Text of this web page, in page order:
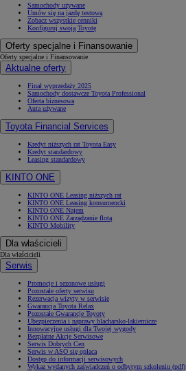
Samochody używane
Umów się na jazdę testową
Zobacz wszystkie cenniki
Konfiguruj swoją Toyotę
Oferty specjalne i Finansowanie
Oferty specjalne i Finansowanie
Aktualne oferty
Finał wyprzedaży 2025
Samochody dostawcze Toyota Professional
Oferta biznesowa
Auta używane
Toyota Financial Services
Kredyt niższych rat Toyota Easy
Kredyt standardowy
Leasing standardowy
KINTO ONE
KINTO ONE Leasing niższych rat
KINTO ONE Leasing konsumencki
KINTO ONE Najem
KINTO ONE Zarządzanie flotą
KINTO Mobility
Dla właścicieli
Dla właścicieli
Serwis
Promocje i sezonowe usługi
Pozostałe oferty serwisu
Rezerwacja wizyty w serwisie
Gwarancja Toyota Relax
Pozostałe Gwarancje Toyoty
Ubezpieczenia i naprawy blacharsko-lakiernicze
Innowacyjne usługi dla Twojej wygody
Bezpłatne Akcje Serwisowe
Serwis Dobrych Cen
Serwis w ASO się opłaca
Dostęp do informacji serwisowych
Wykaz wydanych zaświadczeń o odbytym szkoleniu (pdf)